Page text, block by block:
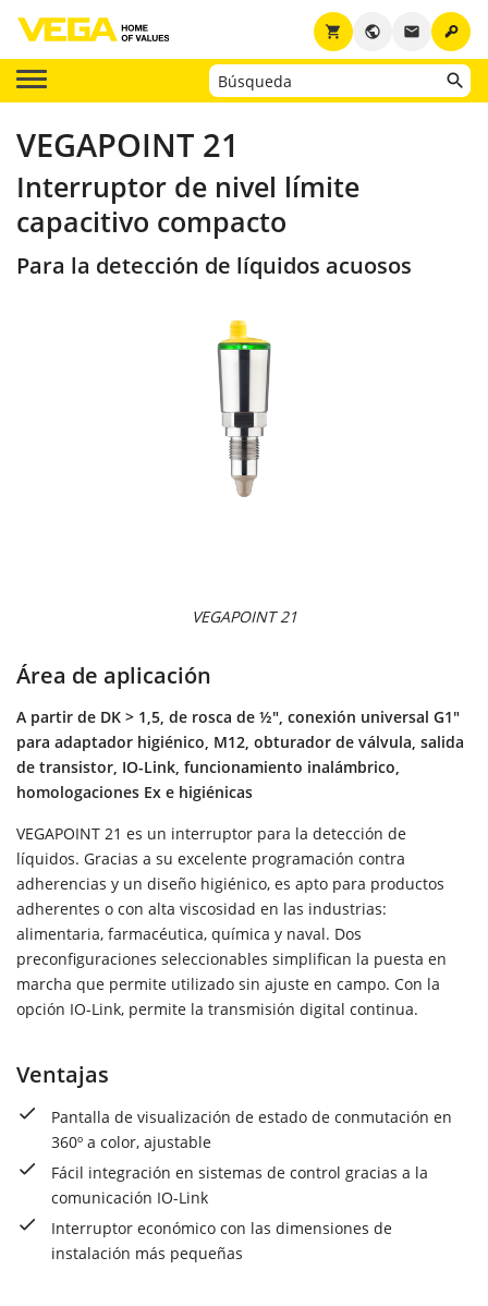
key
email
public
shopping_cart
VEGAPOINT 21
Interruptor de nivel límite
capacitivo compacto
Para la detección de líquidos acuosos
VEGAPOINT 21
Área de aplicación
A partir de DK > 1,5, de rosca de ½", conexión universal G1"
para adaptador higiénico, M12, obturador de válvula, salida
de transistor, IO-Link, funcionamiento inalámbrico,
homologaciones Ex e higiénicas
VEGAPOINT 21 es un interruptor para la detección de
líquidos. Gracias a su excelente programación contra
adherencias y un diseño higiénico, es apto para productos
adherentes o con alta viscosidad en las industrias:
alimentaria, farmacéutica, química y naval. Dos
preconfiguraciones seleccionables simplifican la puesta en
marcha que permite utilizado sin ajuste en campo. Con la
opción IO-Link, permite la transmisión digital continua.
Ventajas
Pantalla de visualización de estado de conmutación en
360º a color, ajustable
Fácil integración en sistemas de control gracias a la
comunicación IO-Link
Interruptor económico con las dimensiones de
instalación más pequeñas